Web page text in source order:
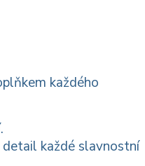
každého
detail každé slavnostní